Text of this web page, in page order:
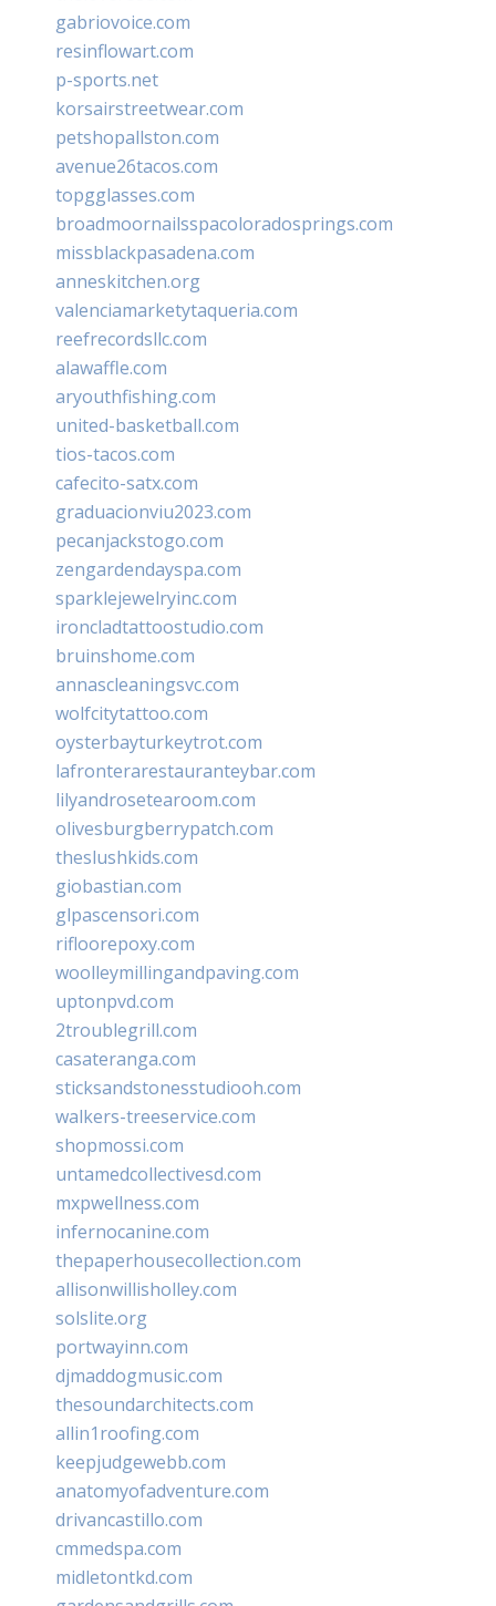
gabriovoice.com
resinflowart.com
p-sports.net
korsairstreetwear.com
petshopallston.com
avenue26tacos.com
topgglasses.com
broadmoornailsspacoloradosprings.com
missblackpasadena.com
anneskitchen.org
valenciamarketytaqueria.com
reefrecordsllc.com
alawaffle.com
aryouthfishing.com
united-basketball.com
tios-tacos.com
cafecito-satx.com
graduacionviu2023.com
pecanjackstogo.com
zengardendayspa.com
sparklejewelryinc.com
ironcladtattoostudio.com
bruinshome.com
annascleaningsvc.com
wolfcitytattoo.com
oysterbayturkeytrot.com
lafronterarestauranteybar.com
lilyandrosetearoom.com
olivesburgberrypatch.com
theslushkids.com
giobastian.com
glpascensori.com
rifloorepoxy.com
woolleymillingandpaving.com
uptonpvd.com
2troublegrill.com
casateranga.com
sticksandstonesstudiooh.com
walkers-treeservice.com
shopmossi.com
untamedcollectivesd.com
mxpwellness.com
infernocanine.com
thepaperhousecollection.com
allisonwillisholley.com
solslite.org
portwayinn.com
djmaddogmusic.com
thesoundarchitects.com
allin1roofing.com
keepjudgewebb.com
anatomyofadventure.com
drivancastillo.com
cmmedspa.com
midletontkd.com